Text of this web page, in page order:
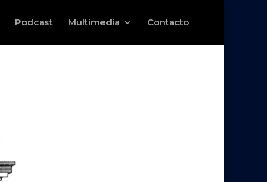
Podcast Multimedia Contacto